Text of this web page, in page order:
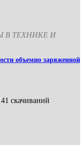
В ТЕХНИКЕ И
объемно заряженной
скачиваний